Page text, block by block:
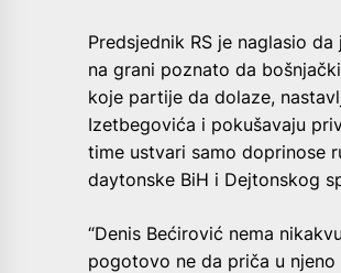
Predsjednik RS je naglasio
na grani poznato da
koje partije da dolaze,
Izetbegovića i pokušavaju
time ustvari samo doprinose
daytonske BiH i Dejtonskog
“Denis Bećirović nema
pogotovo ne da priča u njeno